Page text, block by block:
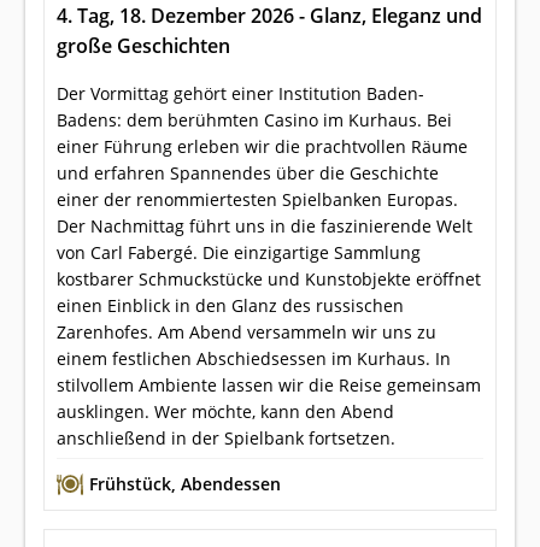
4. Tag, 18. Dezember 2026 - Glanz, Eleganz und
große Geschichten
Der Vormittag gehört einer Institution Baden-
Badens: dem berühmten Casino im Kurhaus. Bei
einer Führung erleben wir die prachtvollen Räume
und erfahren Spannendes über die Geschichte
einer der renommiertesten Spielbanken Europas.
Der Nachmittag führt uns in die faszinierende Welt
von Carl Fabergé. Die einzigartige Sammlung
kostbarer Schmuckstücke und Kunstobjekte eröffnet
einen Einblick in den Glanz des russischen
Zarenhofes. Am Abend versammeln wir uns zu
einem festlichen Abschiedsessen im Kurhaus. In
stilvollem Ambiente lassen wir die Reise gemeinsam
ausklingen. Wer möchte, kann den Abend
anschließend in der Spielbank fortsetzen.
Frühstück, Abendessen